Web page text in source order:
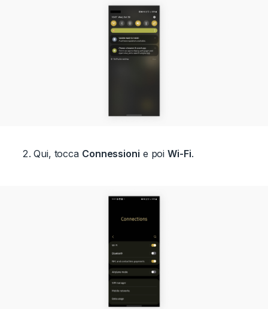
Qui, tocca Connessioni e poiWi-Fi.